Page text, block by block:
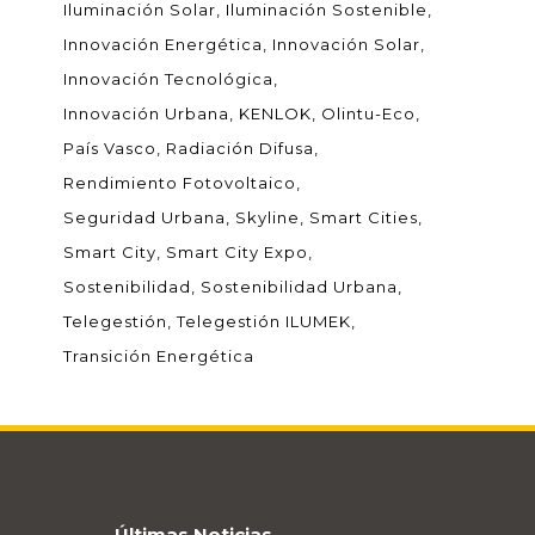
Iluminación Solar
Iluminación Sostenible
Innovación Energética
Innovación Solar
Innovación Tecnológica
Innovación Urbana
KENLOK
Olintu-Eco
País Vasco
Radiación Difusa
Rendimiento Fotovoltaico
Seguridad Urbana
Skyline
Smart Cities
Smart City
Smart City Expo
Sostenibilidad
Sostenibilidad Urbana
Telegestión
Telegestión ILUMEK
Transición Energética